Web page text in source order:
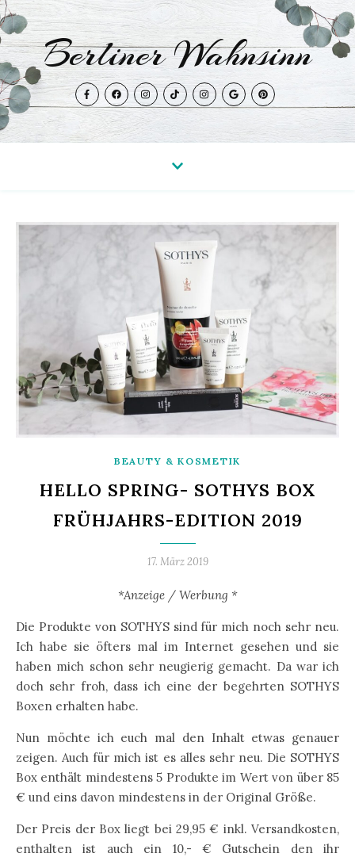
Berliner Wahnsinn
BEAUTY & KOSMETIK
HELLO SPRING- SOTHYS BOX
FRÜHJAHRS-EDITION 2019
17. März 2019
*Anzeige / Werbung *
Die Produkte von SOTHYS sind für mich noch sehr neu.
Ich habe sie öfters mal im Internet gesehen und sie
haben mich schon sehr neugierig gemacht. Da war ich
doch sehr froh, dass ich eine der begehrten SOTHYS
Boxen erhalten habe.
Nun möchte ich euch mal den Inhalt etwas genauer
zeigen. Auch für mich ist es alles sehr neu. Die SOTHYS
Box enthält mindestens 5 Produkte im Wert von über 85
€ und eins davon mindestens in der Original Größe.
Der Preis der Box liegt bei 29,95 € inkl. Versandkosten,
enthalten ist auch ein 10,- € Gutschein den ihr